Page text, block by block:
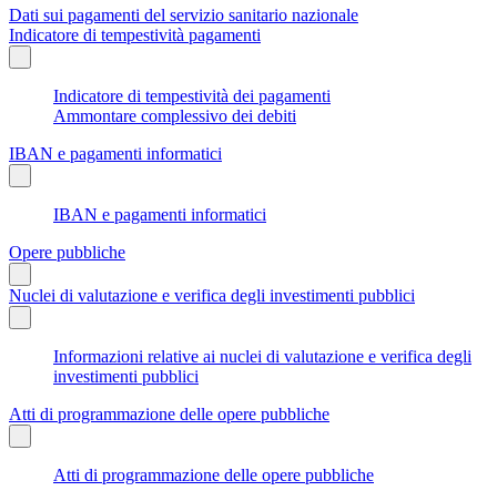
Dati sui pagamenti del servizio sanitario nazionale
Indicatore di tempestività pagamenti
Indicatore di tempestività dei pagamenti
Ammontare complessivo dei debiti
IBAN e pagamenti informatici
IBAN e pagamenti informatici
Opere pubbliche
Nuclei di valutazione e verifica degli investimenti pubblici
Informazioni relative ai nuclei di valutazione e verifica degli
investimenti pubblici
Atti di programmazione delle opere pubbliche
Atti di programmazione delle opere pubbliche